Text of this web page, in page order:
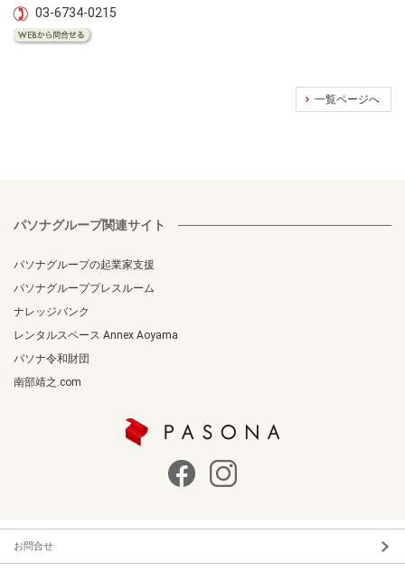
03-6734-0215
一覧ページへ
パソナグループ関連サイト
パソナグループの起業家支援
パソナグループプレスルーム
ナレッジバンク
レンタルスペース Annex Aoyama
パソナ令和財団
南部靖之.com
お問合せ